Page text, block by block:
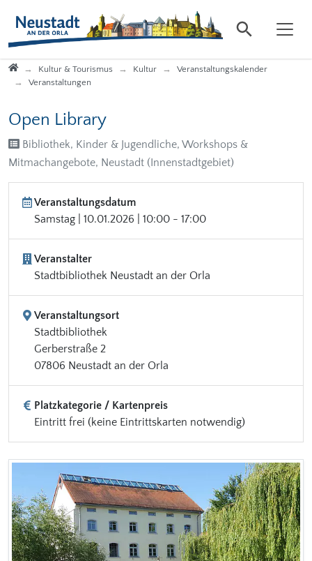
StartseiteKultur & Tourismus Kultur
Veranstaltungskalender
Veranstaltungen
Open Library
Bibliothek, Kinder & Jugendliche, Workshops &
Mitmachangebote, Neustadt (Innenstadtgebiet)
Veranstaltungsdatum
Samstag | 10.01.2026 | 10:00 - 17:00
Veranstalter
Stadtbibliothek Neustadt an der Orla
Veranstaltungsort
Stadtbibliothek
Gerberstraße 2
07806 Neustadt an der Orla
Platzkategorie / Kartenpreis
Eintritt frei (keine Eintrittskarten notwendig)